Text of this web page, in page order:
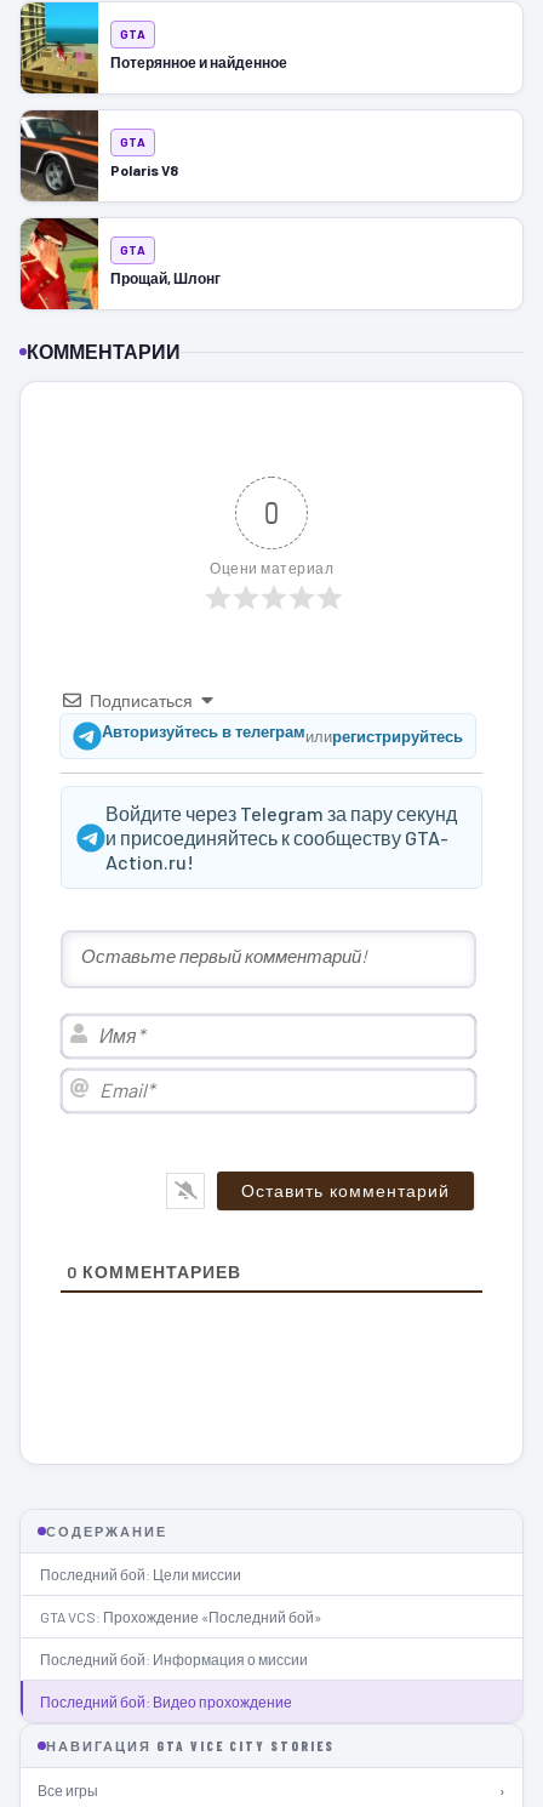
GTA
Потерянное и найденное
GTA
Polaris V8
GTA
Прощай, Шлонг
КОММЕНТАРИИ
0
Оцени материал
Подписаться
Авторизуйтесь в телеграмилирегистрируйтесь
Войдите через Telegram за пару секунд
и присоединяйтесь к сообществу GTA-
Action.ru!
Имя*
Email*
0 КОММЕНТАРИЕВ
СОДЕРЖАНИЕ
Последний бой: Цели миссии
GTA VCS: Прохождение «Последний бой»
Последний бой: Информация о миссии
Последний бой: Видео прохождение
НАВИГАЦИЯ GTA VICE CITY STORIES
Все игры ›